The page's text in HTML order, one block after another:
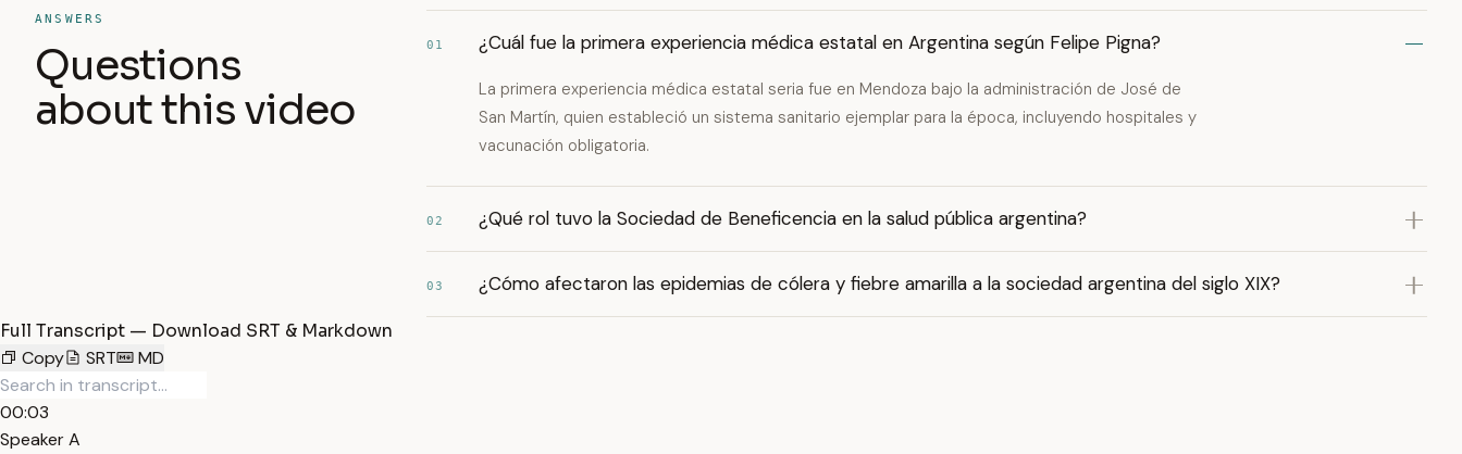
ANSWERS
Questions
about this video
01 ¿Cuál fue la primera experiencia médica estatal en Argentina según Felipe Pigna?
La primera experiencia médica estatal seria fue en Mendoza bajo la administración de José de
San Martín, quien estableció un sistema sanitario ejemplar para la época, incluyendo hospitales y
vacunación obligatoria.
02 ¿Qué rol tuvo la Sociedad de Beneficencia en la salud pública argentina?
03 ¿Cómo afectaron las epidemias de cólera y fiebre amarilla a la sociedad argentina del siglo XIX?
Full Transcript — Download SRT & Markdown
Copy
SRT MD
00:03
Speaker A